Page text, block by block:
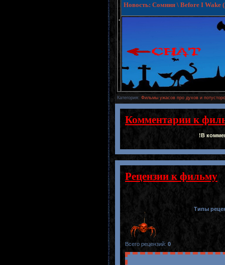
.
Новость: Сомния \ Before I Wake
Категория: Фильмы ужасов про духов и
Комментарии к
!В
Рецензии к фильму
Типы
Всего рецензий: 0